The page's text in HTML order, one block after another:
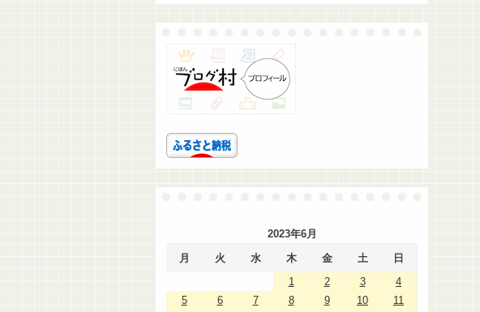
2023年6月
月
火 水 木 金 土
日
1
2 3
4
5
6 7 8 9 10
11